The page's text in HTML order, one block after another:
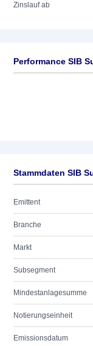
Zinslauf ab
Performance SIB
Stammdaten SIB
Emittent
Branche
Markt
Subsegment
Mindestanlagesumme
Notierungseinheit
Emissionsdatum